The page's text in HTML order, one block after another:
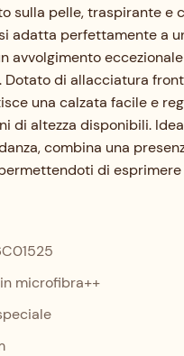
sulla pelle, traspirante e
adatta perfettamente a
avvolgimento
di allacciatura
una calzata facile e
di altezza disponibili.
combina una
di esprimere
microfibra++